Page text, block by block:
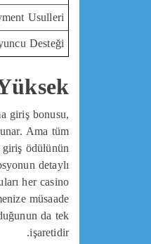
Usulleri
Desteği
giriş bonusu,
Ama tüm
giriş ödülünün
detaylı
her casino
müsaade
da tek
işaretidir.